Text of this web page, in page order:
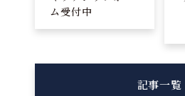
ム受付中
記事一覧